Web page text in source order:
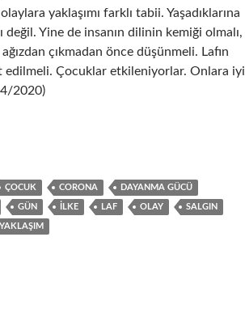
yaklaşımı farklı tabii. Yaşadıklarına
değil. Yine de insanın dilinin kemiği olmalı,
çıkmadan önce düşünmeli. Lafın
edilmeli. Çocuklar etkileniyorlar. Onlara iyi
2020)
ÇOCUK CORONA DAYANMA GÜCÜ
GÜN ILKE LAF OLAY SALGIN
YAKLAŞIM